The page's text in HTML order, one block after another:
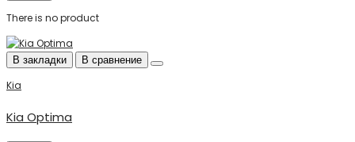
There is no product
В закладки В сравнение
Kia
Kia Optima